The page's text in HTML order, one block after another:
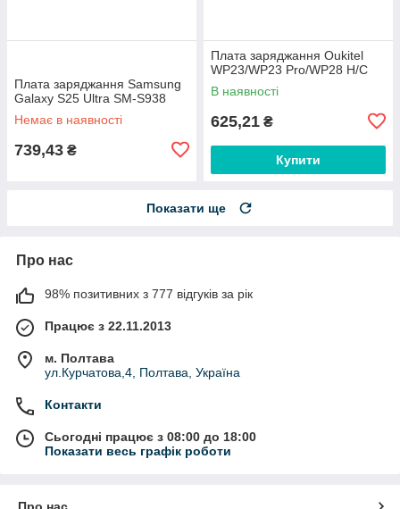
Плата заряджання Samsung
Galaxy S25 Ultra SM-S938
Немає в наявності
739,43 ₴
Плата заряджання Oukitel
WP23/WP23 Pro/WP28 H/C
В наявності
625,21 ₴
Купити
Показати ще
Про нас
98% позитивних з 777 відгуків за рік
Працює з 22.11.2013
м. Полтава
ул.Курчатова,4, Полтава, Україна
Контакти
Сьогодні працює з 08:00 до 18:00
Показати весь графік роботи